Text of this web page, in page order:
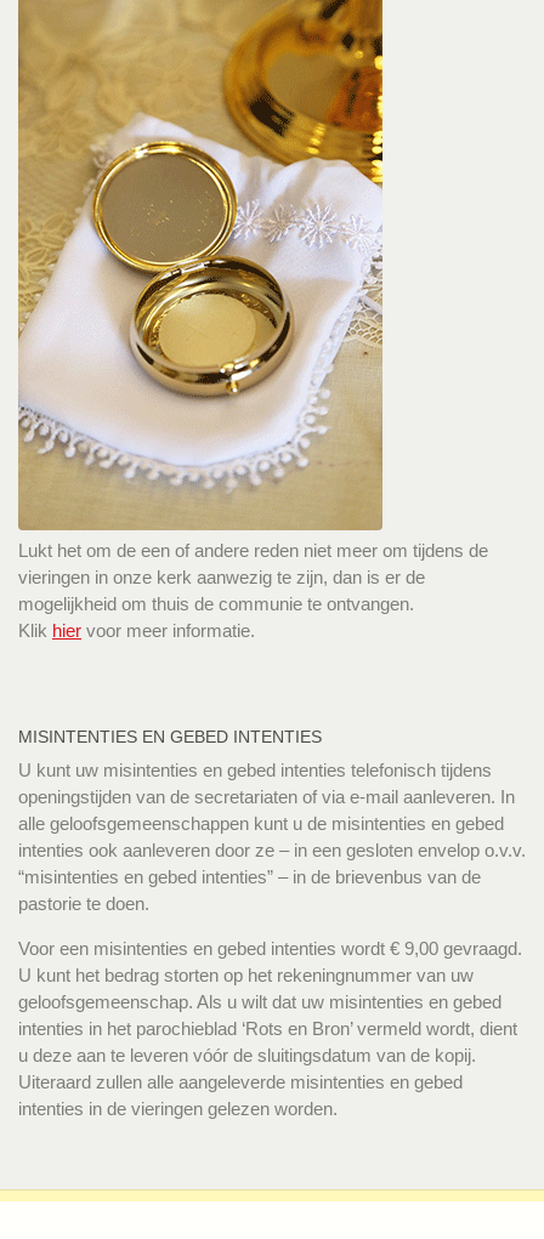
Lukt het om de een of andere reden niet meer om tijdens de
vieringen in onze kerk aanwezig te zijn, dan is er de
mogelijkheid om thuis de communie te ontvangen.
Klik hier voor meer informatie.
MISINTENTIES EN GEBED INTENTIES
U kunt uw misintenties en gebed intenties telefonisch tijdens
openingstijden van de secretariaten of via e-mail aanleveren. In
alle geloofsgemeenschappen kunt u de misintenties en gebed
intenties ook aanleveren door ze – in een gesloten envelop o.v.v.
“misintenties en gebed intenties” – in de brievenbus van de
pastorie te doen.
Voor een misintenties en gebed intenties wordt € 9,00 gevraagd.
U kunt het bedrag storten op het rekeningnummer van uw
geloofsgemeenschap. Als u wilt dat uw misintenties en gebed
intenties in het parochieblad ‘Rots en Bron’ vermeld wordt, dient
u deze aan te leveren vóór de sluitingsdatum van de kopij.
Uiteraard zullen alle aangeleverde misintenties en gebed
intenties in de vieringen gelezen worden.